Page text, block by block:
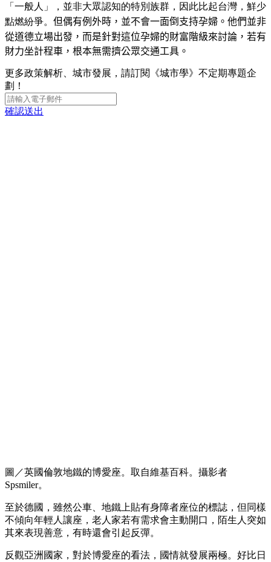
「一般人」，並非大眾認知的特別族群，因此比起台灣，鮮少
點燃紛爭。 但偶有例外時，並不會一面倒支持孕婦。他們並非
從道德立場出發，而是針對這位孕婦的財富階級來討論，若有
財力坐計程車，根本無需擠公眾交通工具。
更多政策解析、城市發展，請訂閱《城市學》不定期專題企
劃！
確認送出
圖／英國倫敦地鐵的博愛座。取自維基百科。攝影者
Spsmiler。
至於德國，雖然公車、地鐵上貼有身障者座位的標誌，但同樣
不傾向年輕人讓座，老人家若有需求會主動開口，陌生人突如
其來表現善意，有時還會引起反彈。
反觀亞洲國家，對於博愛座的看法，國情就發展兩極。好比日